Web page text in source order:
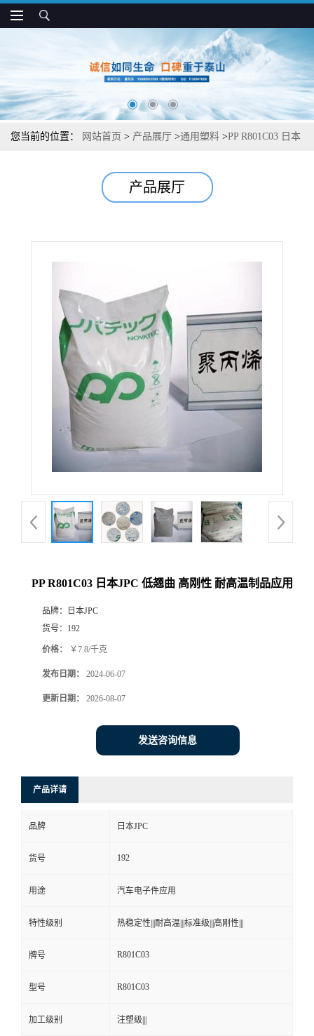
您当前的位置： 网站首页 > 产品展厅 >通用塑料 >PP R801C03 日本
产品展厅
PP R801C03 日本JPC 低翘曲 高刚性 耐高温制品应用
品牌：
日本JPC
货号： 192
价格： ￥7.8/千克
发布日期： 2024-06-07
更新日期： 2026-08-07
发送咨询信息
产品详请
品牌 日本JPC
货号 192
用途 汽车电子件应用
特性级别 热稳定性|||耐高温|||标准级|||高刚性|||
牌号 R801C03
型号 R801C03
加工级别 注塑级|||